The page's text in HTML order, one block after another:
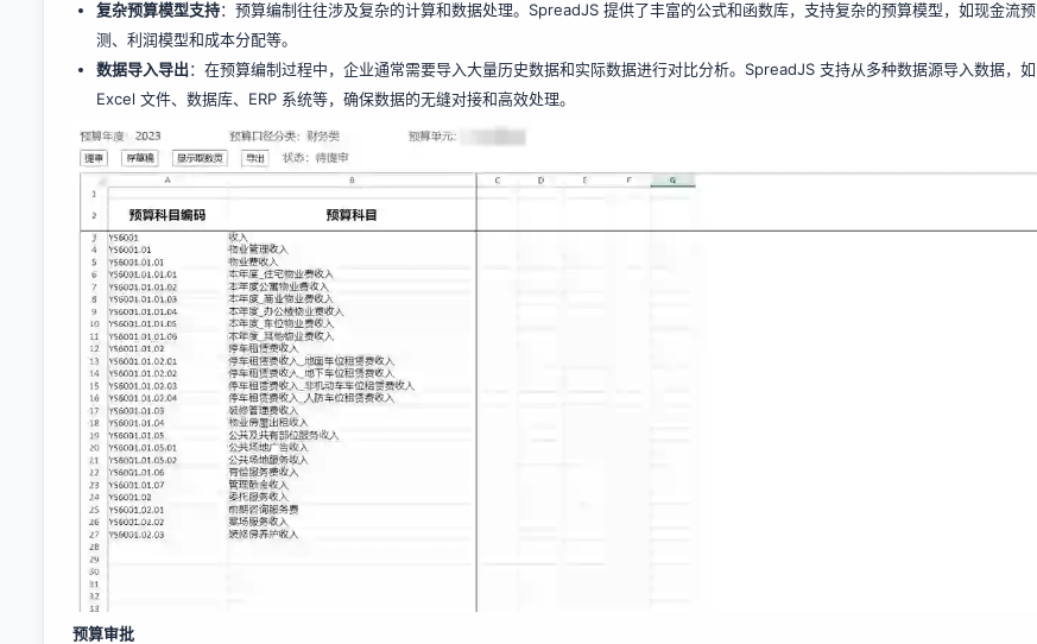
复杂预算模型支持：预算编制往往涉及复杂的计算和数据处理。SpreadJS 提供了丰富的公式和函数库，支持复杂的预算模型，如现金流预
测、利润模型和成本分配等。
数据导入导出：在预算编制过程中，企业通常需要导入大量历史数据和实际数据进行对比分析。SpreadJS 支持从多种数据源导入数据，如
Excel 文件、数据库、ERP 系统等，确保数据的无缝对接和高效处理。
预算审批